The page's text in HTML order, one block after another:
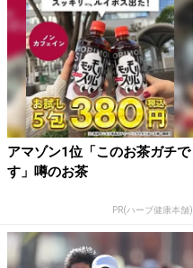
アマゾン1位「このお茶ガチで
す」噂のお茶
PR(ハーブ健康本舗)